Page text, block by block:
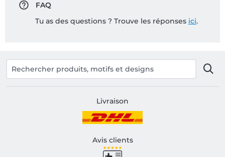
FAQ
Tu as des questions ? Trouve les réponses ici.
Livraison
Avis clients